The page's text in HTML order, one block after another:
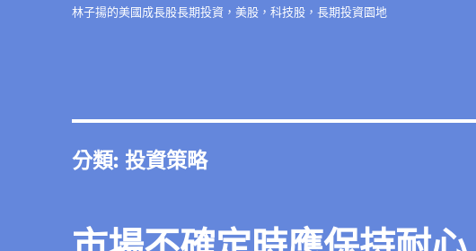
林子揚的美國成長股長期投資，美股，科技股，長期投資園地
分類:投資策略